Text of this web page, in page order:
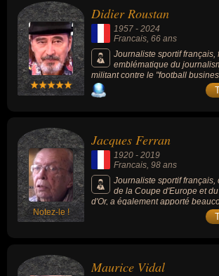
Didier Roustan
1957 - 2024
Francais , 66 ans
Journaliste sportif français,
emblématique du
militant contre le "football
participe à de nombreuses
football.
Notez-le !
Jacques Ferran
1920 - 2019
Francais, 98 ans
Journaliste sportif français,
de la Coupe d'Europe et
d'Or, a également apporté
création de la Coupe des
Maurice Vidal